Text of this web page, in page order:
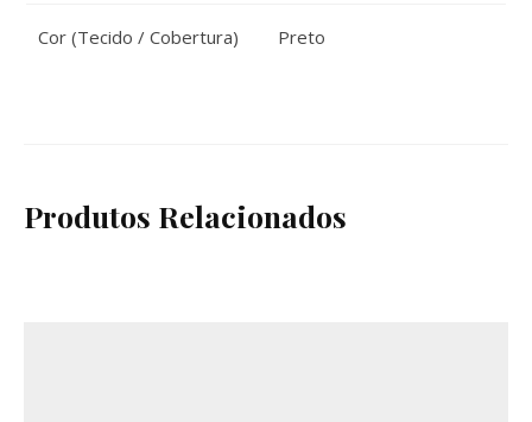
Cor (Tecido / Cobertura) Preto
Produtos Relacionados